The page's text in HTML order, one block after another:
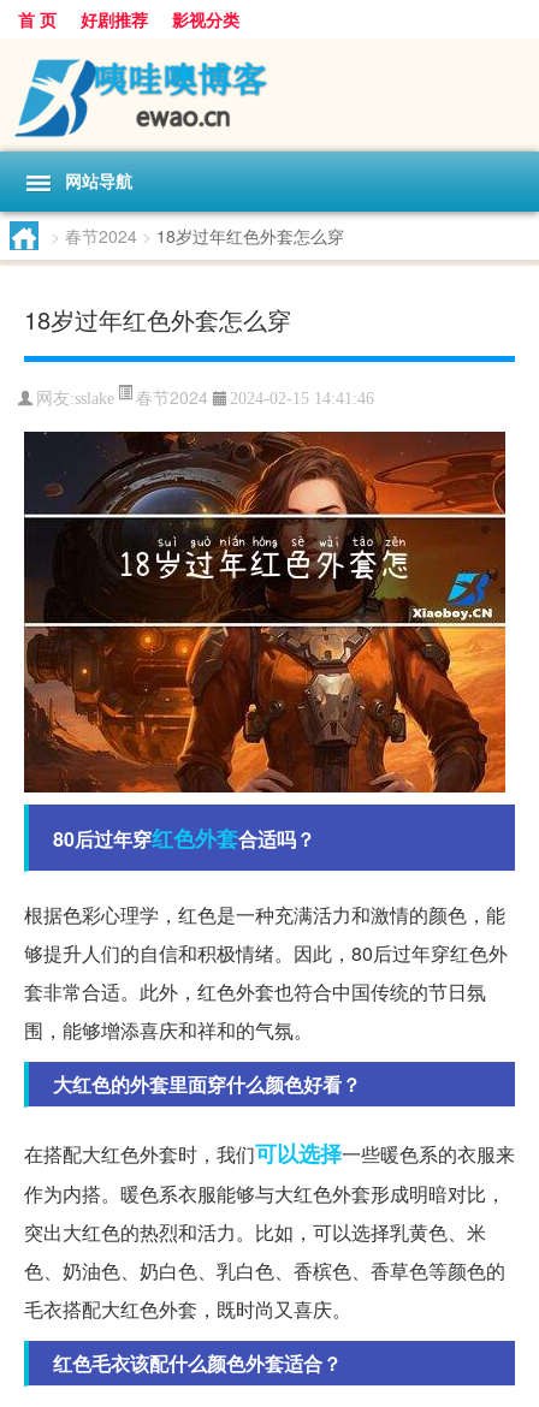
首 页 好剧推荐 影视分类
网站导航
> 春节2024 > 18岁过年红色外套怎么穿
18岁过年红色外套怎么穿
网友:sslake 春节2024 2024-02-15 14:41:46
80后过年穿红色外套合适吗？
根据色彩心理学，红色是一种充满活力和激情的颜色，能
够提升人们的自信和积极情绪。因此，80后过年穿红色外
套非常合适。此外，红色外套也符合中国传统的节日氛
围，能够增添喜庆和祥和的气氛。
大红色的外套里面穿什么颜色好看？
在搭配大红色外套时，我们可以选择一些暖色系的衣服来
作为内搭。暖色系衣服能够与大红色外套形成明暗对比，
突出大红色的热烈和活力。比如，可以选择乳黄色、米
色、奶油色、奶白色、乳白色、香槟色、香草色等颜色的
毛衣搭配大红色外套，既时尚又喜庆。
红色毛衣该配什么颜色外套适合？